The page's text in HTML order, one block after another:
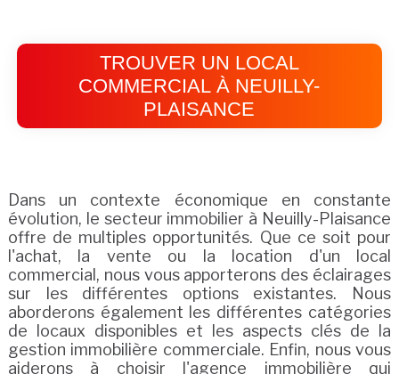
TROUVER UN LOCAL
COMMERCIAL À NEUILLY-
PLAISANCE
Dans un contexte économique en constante
évolution, le secteur immobilier à Neuilly-Plaisance
offre de multiples opportunités. Que ce soit pour
l'achat, la vente ou la location d'un local
commercial, nous vous apporterons des éclairages
sur les différentes options existantes. Nous
aborderons également les différentes catégories
de locaux disponibles et les aspects clés de la
gestion immobilière commerciale. Enfin, nous vous
aiderons à choisir l'agence immobilière qui